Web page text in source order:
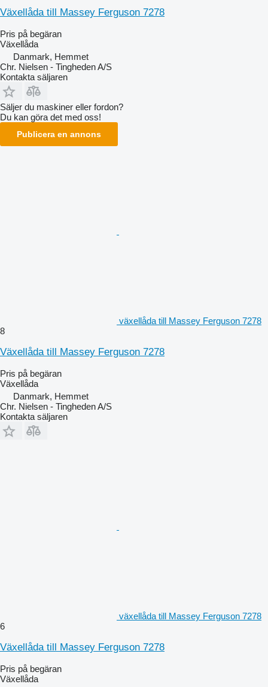
Växellåda till Massey Ferguson 7278
Pris på begäran
Växellåda
Danmark, Hemmet
Chr. Nielsen - Tingheden A/S
Kontakta säljaren
Säljer du maskiner eller fordon?
Du kan göra det med oss!
Publicera en annons
växellåda till Massey Ferguson 7278
8
Växellåda till Massey Ferguson 7278
Pris på begäran
Växellåda
Danmark, Hemmet
Chr. Nielsen - Tingheden A/S
Kontakta säljaren
växellåda till Massey Ferguson 7278
6
Växellåda till Massey Ferguson 7278
Pris på begäran
Växellåda